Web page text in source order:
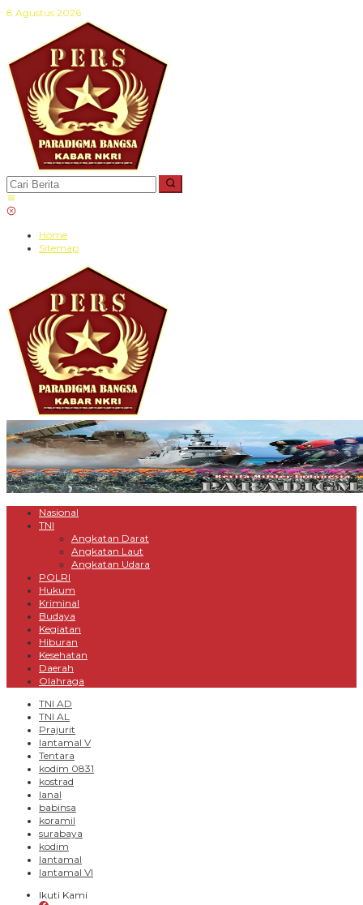
Lewati
8 Agustus 2026
Home
Sitemap
Nasional
TNI
Angkatan Darat
Angkatan Laut
Angkatan Udara
POLRI
Hukum
Kriminal
Budaya
Kegiatan
Hiburan
Kesehatan
Daerah
Olahraga
TNI AD
TNI AL
Prajurit
lantamal V
Tentara
kodim 0831
kostrad
lanal
babinsa
koramil
surabaya
kodim
lantamal
lantamal VI
Ikuti Kami